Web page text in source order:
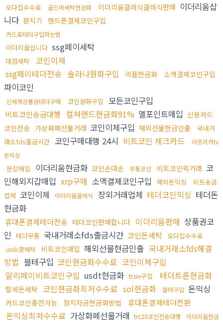
오다집수수료 골드바세탁현금화 이더리움클레식클레식판매 이더리움삽
니다 환치기 핸드폰결제코인구입
카드로테더구입하는법
이더리움삽니다 ssg페이세탁
대검세탁
코인이체
ssg페이테더전송 솔라나원화구입 리플현금화 소액결제코인구입
파이코인
신세계상품권테더구매 코인원화구입 모든코인구입
비트코인송금대행 컬쳐랜드현금화91% 엘포인트매입 신용카드
코인전송 가상화폐선물거래 코인이체구입 해외선물현금인출
국내거
래소fds출금시간 코인구매대행 24시 비트코인 체크카드
아프리카tv
돈믹싱
문상매입 이더리움현금화 코인손대손 무통코인 비트코인퀵거래 코
인해외지갑매입 xrp구매 소액결제코인구입 해외돈믹싱
비트송금
업체 코인이체 이더리움클레식 장외거래업체 테더코인믹싱 테더돈
현금화
휴대폰결제테더전송 테더코인판매합니다 이더리움판매 상품권코
인 테더무통 국내거래소fds출금시간 코인돈세탁 오다집수수료
usdc판매처 비트코인매입 해외선물현금인출 국내거래소fds해결
방법 블테구입 코인현금화수수료 코인이체구입
알리페이비트코인구입 usdt현금화 tron구입 테더트론현금화
탈세돈세탁 코인현금화최저수수료 sol현금화 블테구입 돈믹싱
카드코인충전가능 정치자금현금화방법 휴대폰결제테더전환
돈믹싱최저수수료 가상화폐선물거래 trc20코인전송대행
이더리움현금